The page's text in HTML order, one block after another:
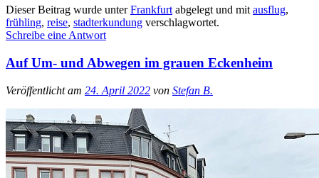
Dieser Beitrag wurde unterFrankfurtabgelegt und mitausflug,
frühling, reise, stadterkundung verschlagwortet.
Schreibe eine Antwort
Auf Um- und Abwegen im grauen Eckenheim
Veröffentlicht am 24. April 2022 von Stefan B.